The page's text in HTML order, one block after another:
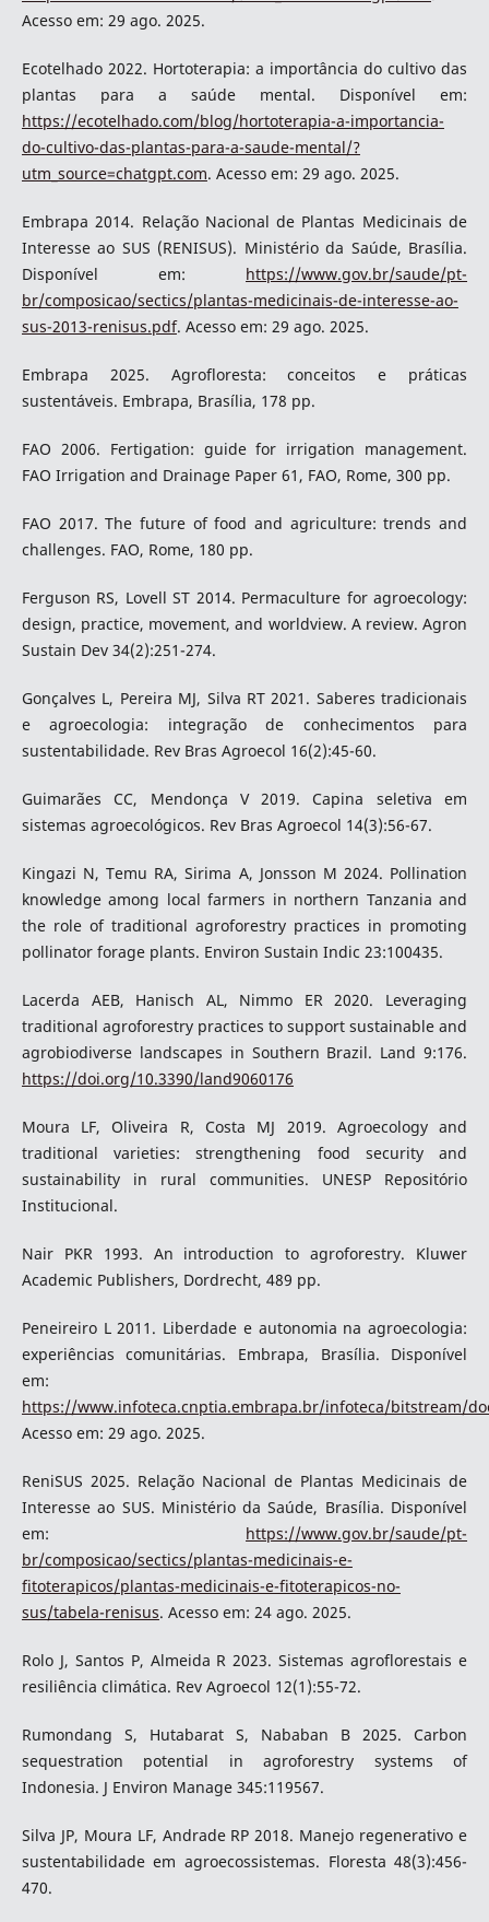
Acesso em: 29 ago. 2025.
Ecotelhado 2022. Hortoterapia: a importância do cultivo das
plantas para a saúde mental. Disponível em:
https://ecotelhado.com/blog/hortoterapia-a-importancia-
do-cultivo-das-plantas-para-a-saude-mental/?
utm_source=chatgpt.com. Acesso em: 29 ago. 2025.
Embrapa 2014. Relação Nacional de Plantas Medicinais de
Interesse ao SUS (RENISUS). Ministério da Saúde, Brasília.
Disponível em: https://www.gov.br/saude/pt-
br/composicao/sectics/plantas-medicinais-de-interesse-ao-
sus-2013-renisus.pdf. Acesso em: 29 ago. 2025.
Embrapa 2025. Agrofloresta: conceitos e práticas
sustentáveis. Embrapa, Brasília, 178 pp.
FAO 2006. Fertigation: guide for irrigation management.
FAO Irrigation and Drainage Paper 61, FAO, Rome, 300 pp.
FAO 2017. The future of food and agriculture: trends and
challenges. FAO, Rome, 180 pp.
Ferguson RS, Lovell ST 2014. Permaculture for agroecology:
design, practice, movement, and worldview. A review. Agron
Sustain Dev 34(2):251-274.
Gonçalves L, Pereira MJ, Silva RT 2021. Saberes tradicionais
e agroecologia: integração de conhecimentos para
sustentabilidade. Rev Bras Agroecol 16(2):45-60.
Guimarães CC, Mendonça V 2019. Capina seletiva em
sistemas agroecológicos. Rev Bras Agroecol 14(3):56-67.
Kingazi N, Temu RA, Sirima A, Jonsson M 2024. Pollination
knowledge among local farmers in northern Tanzania and
the role of traditional agroforestry practices in promoting
pollinator forage plants. Environ Sustain Indic 23:100435.
Lacerda AEB, Hanisch AL, Nimmo ER 2020. Leveraging
traditional agroforestry practices to support sustainable and
agrobiodiverse landscapes in Southern Brazil. Land 9:176.
https://doi.org/10.3390/land9060176
Moura LF, Oliveira R, Costa MJ 2019. Agroecology and
traditional varieties: strengthening food security and
sustainability in rural communities. UNESP Repositório
Institucional.
Nair PKR 1993. An introduction to agroforestry. Kluwer
Academic Publishers, Dordrecht, 489 pp.
Peneireiro L 2011. Liberdade e autonomia na agroecologia:
experiências comunitárias. Embrapa, Brasília. Disponível
em:
https://www.infoteca.cnptia.embrapa.br/infoteca/bitstream/
Acesso em: 29 ago. 2025.
ReniSUS 2025. Relação Nacional de Plantas Medicinais de
Interesse ao SUS. Ministério da Saúde, Brasília. Disponível
em: https://www.gov.br/saude/pt-
br/composicao/sectics/plantas-medicinais-e-
fitoterapicos/plantas-medicinais-e-fitoterapicos-no-
sus/tabela-renisus. Acesso em: 24 ago. 2025.
Rolo J, Santos P, Almeida R 2023. Sistemas agroflorestais e
resiliência climática. Rev Agroecol 12(1):55-72.
Rumondang S, Hutabarat S, Nababan B 2025. Carbon
sequestration potential in agroforestry systems of
Indonesia. J Environ Manage 345:119567.
Silva JP, Moura LF, Andrade RP 2018. Manejo regenerativo e
sustentabilidade em agroecossistemas. Floresta 48(3):456-
470.